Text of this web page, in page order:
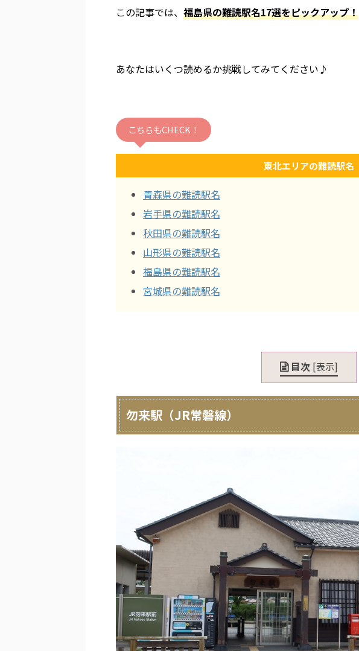
この記事では、 福島県の難読駅名17選をピックアップ！
あなたはいくつ読めるか挑戦してみてください♪
こちらもCHECK！
東北エリアの難読駅名
青森県の難読駅名
岩手県の難読駅名
秋田県の難読駅名
山形県の難読駅名
福島県の難読駅名
宮城県の難読駅名
目次 [表示]
勿来駅（JR常磐線）